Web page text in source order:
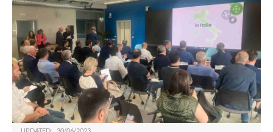
UPDATED: 30/06/2023